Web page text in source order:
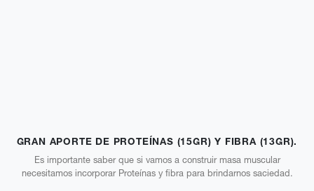
GRAN APORTE DE PROTEÍNAS (15GR) Y FIBRA (13GR).​
Es importante saber que si vamos a construir masa muscular
necesitamos incorporar Proteínas y fibra para brindarnos saciedad.